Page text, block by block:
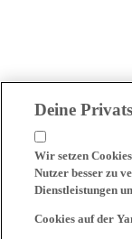
Deine
Wir setzen
Nutzer besser zu
Dienstleistungen
Cookies auf der